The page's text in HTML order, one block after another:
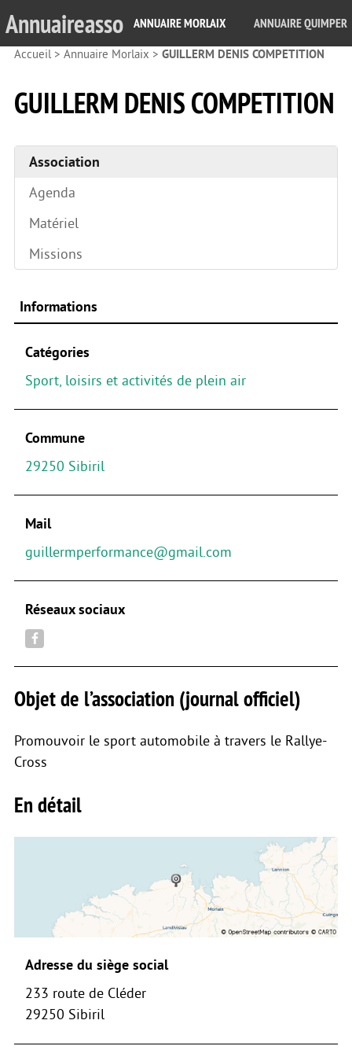
Annuaireasso ANNUAIRE MORLAIX ANNUAIRE QUIMPER
Accueil> Annuaire Morlaix > GUILLERM DENIS COMPETITION
GUILLERM DENIS COMPETITION
Association
Agenda
Matériel
Missions
Informations
Catégories
Sport, loisirs et activités de plein air
Commune
29250 Sibiril
Mail
guillermperformance@gmail.com
Réseaux sociaux
Objet de l’association (journal officiel)
Promouvoir le sport automobile à travers le Rallye-
Cross
En détail
Adresse du siège social
233 route de Cléder
29250 Sibiril